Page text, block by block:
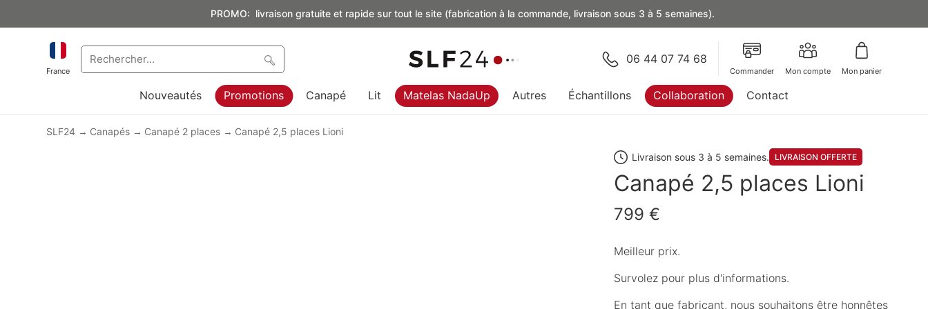
PROMO: livraison gratuite et rapide sur tout le site (fabrication à la commande, livraison sous 3 à 5 semaines).
France
06 44 07 74 68
Commander Mon compte Mon panier
Nouveautés Promotions Canapé Lit Matelas NadaUp Autres Échantillons Collaboration Contact
SLF24 Canapés Canapé 2 places Canapé 2,5 places Lioni
Livraison sous 3 à 5 semaines. LIVRAISON OFFERTE
Canapé 2,5 places Lioni
799 €
Meilleur prix.
Survolez pour plus d'informations.
En tant que fabricant, nous souhaitons être honnêtes